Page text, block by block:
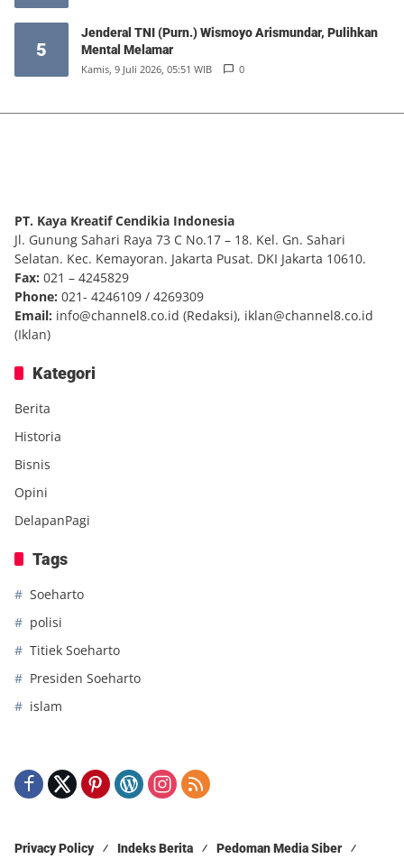
5
Jenderal TNI (Purn.) Wismoyo Arismundar, Pulihkan
Mental Melamar
Kamis, 9 Juli 2026, 05:51 WIB 0
PT. Kaya Kreatif Cendikia Indonesia
Jl. Gunung Sahari Raya 73 C No.17 – 18. Kel. Gn. Sahari
Selatan. Kec. Kemayoran. Jakarta Pusat. DKI Jakarta 10610.
Fax: 021 – 4245829
Phone: 021- 4246109 / 4269309
Email: info@channel8.co.id (Redaksi), iklan@channel8.co.id
(Iklan)
Kategori
Berita
Historia
Bisnis
Opini
DelapanPagi
Tags
Soeharto
polisi
Titiek Soeharto
Presiden Soeharto
islam
Privacy Policy Indeks Berita Pedoman Media Siber